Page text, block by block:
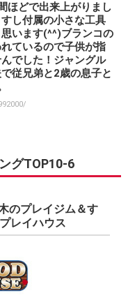
ほどで出来上がりまし
し付属の小さな工具
います(^^)ブランコの
ているので子供が指
でした！ジャングル
従兄弟と2歳の息子と
グTOP10-6
プレイジム＆す
レイハウス